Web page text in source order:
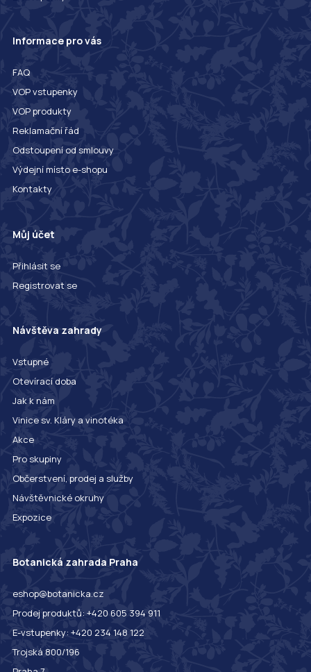
Informace pro vás
FAQ
VOP vstupenky
VOP produkty
Reklamační řád
Odstoupení od smlouvy
Výdejní místo e-shopu
Kontakty
Můj účet
Přihlásit se
Registrovat se
Návštěva zahrady
Vstupné
Otevírací doba
Jak k nám
Vinice sv. Kláry a vinotéka
Akce
Pro skupiny
Občerstvení, prodej a služby
Návštěvnické okruhy
Expozice
Botanická zahrada Praha
eshop@botanicka.cz
Prodej produktů: +420 605 394 911
E-vstupenky: +420 234 148 122
Trojská 800/196